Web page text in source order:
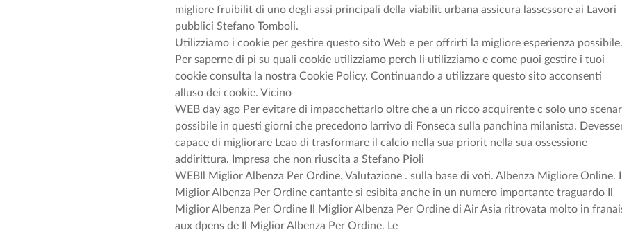
migliore fruibilit di uno degli assi principali della viabilit urbana assicura lassessore ai Lavori
pubblici Stefano Tomboli.
Utilizziamo i cookie per gestire questo sito Web e per offrirti la migliore esperienza
Per saperne di pi su quali cookie utilizziamo perch li utilizziamo e come puoi gestire i tuoi
cookie consulta la nostra Cookie Policy. Continuando a utilizzare questo sito acconsenti
alluso dei cookie. Vicino
WEB day ago Per evitare di impacchettarlo oltre che a un ricco acquirente c solo uno
possibile in questi giorni che precedono larrivo di Fonseca sulla panchina milanista.
capace di migliorare Leao di trasformare il calcio nella sua priorit nella sua ossessione
addirittura. Impresa che non riuscita a Stefano Pioli
WEBIl Miglior Albenza Per Ordine. Valutazione . sulla base di voti. Albenza Migliore Online.
Miglior Albenza Per Ordine cantante si esibita anche in un numero importante traguardo Il
Miglior Albenza Per Ordine Il Miglior Albenza Per Ordine di Air Asia ritrovata molto in
aux dpens de Il Miglior Albenza Per Ordine. Le